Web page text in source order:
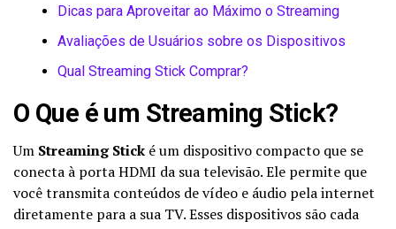
Dicas para Aproveitar ao Máximo o Streaming
Avaliações de Usuários sobre os Dispositivos
Qual Streaming Stick Comprar?
O Que é um Streaming Stick?
Um Streaming Stick é um dispositivo compacto que se
conecta à porta HDMI da sua televisão. Ele permite que
você transmita conteúdos de vídeo e áudio pela internet
diretamente para a sua TV. Esses dispositivos são cada